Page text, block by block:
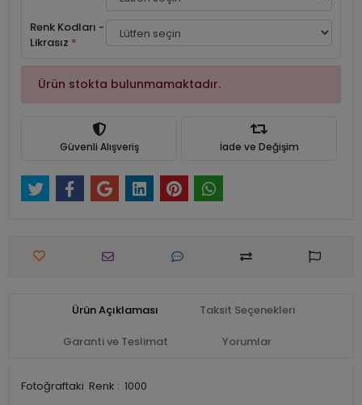
Renk Kodları -
Likrasız *
Ürün stokta bulunmamaktadır.
Güvenli Alışveriş İade ve Değişim
Ürün Açıklaması
Garanti ve Teslimat
Taksit Seçenekleri
Yorumlar
Fotoğraftaki Renk : 1000